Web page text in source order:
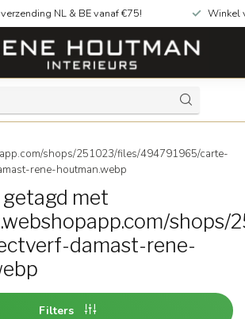
verzending NL & BE vanaf €75! Winkel
shops/251023/files/494791965/carte-
rene-houtman.webp
met
damast-rene-
Filters